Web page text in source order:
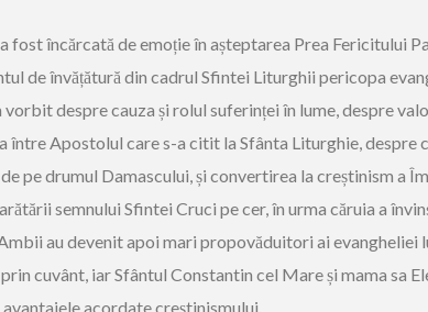
fost încărcată de emoție în așteptarea Prea Fericitului
de învățătură din cadrul Sfintei Liturghii pericopa
vorbit despre cauza și rolul suferinței în lume, despre
între Apostolul care s-a citit la Sfânta Liturghie, despre
pe drumul Damascului, și convertirea la creștinism a
semnului Sfintei Cruci pe cer, în urma căruia a
au devenit apoi mari propovăduitori ai evangheliei
cuvânt, iar Sfântul Constantin cel Mare și mama sa
acordate creștinismului.